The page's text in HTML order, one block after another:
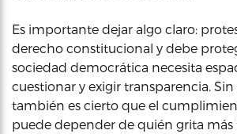
Es importante dejar algo claro:
derecho constitucional y debe
sociedad democrática necesita
cuestionar y exigir transparencia.
también es cierto que el
puede depender de quién grita más